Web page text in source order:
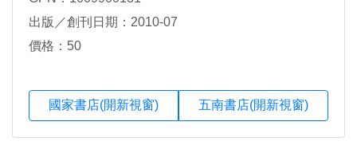
出版／創刊日期：2010-07
價格：50
國家書店(開新視窗) 五南書店(開新視窗)